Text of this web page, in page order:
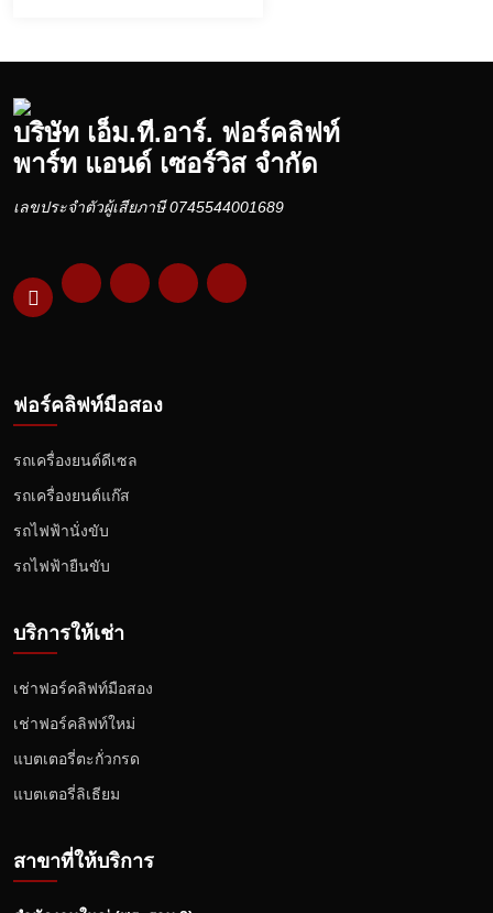
บริษัท เอ็ม.ที.อาร์. ฟอร์คลิฟท์
พาร์ท แอนด์ เซอร์วิส จำกัด
เลขประจำตัวผู้เสียภาษี 0745544001689
ฟอร์คลิฟท์มือสอง
รถเครื่องยนต์ดีเซล
รถเครื่องยนต์แก๊ส
รถไฟฟ้านั่งขับ
รถไฟฟ้ายืนขับ
บริการให้เช่า
เช่าฟอร์คลิฟท์มือสอง
เช่าฟอร์คลิฟท์ใหม่
แบตเตอรี่ตะกั่วกรด
แบตเตอรี่ลิเธียม
สาขาที่ให้บริการ